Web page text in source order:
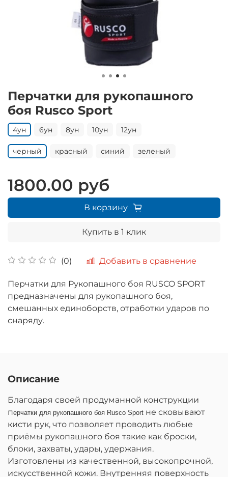
Перчатки для рукопашного
боя Rusco Sport
(0) Добавить в сравнение
4ун 6ун 8ун 10ун 12ун
черный красный синий зеленый
1800.00 руб
В корзину
Купить в 1 клик
Перчатки для Рукопашного боя RUSCO SPORT
предназначены для рукопашного боя,
смешанных единоборств, отработки ударов по
снаряду.
Описание
Благодаря своей продуманной конструкции
перчатки для рукопашного боя Rusco Sport не сковывают
кисти рук, что позволяет проводить любые
приёмы рукопашного боя такие как броски,
блоки, захваты, удары, удержания.
Изготовлены из качественной, высокопрочной,
искусственной кожи. Внутренняя поверхность